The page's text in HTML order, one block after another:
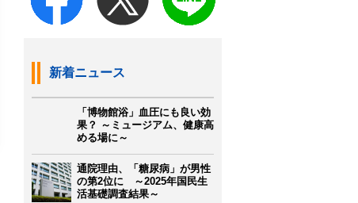
新着ニュース
「博物館浴」血圧にも良い効
果？ ～ミュージアム、健康高
める場に～
通院理由、「糖尿病」が男性
の第2位に ～2025年国民生
活基礎調査結果～